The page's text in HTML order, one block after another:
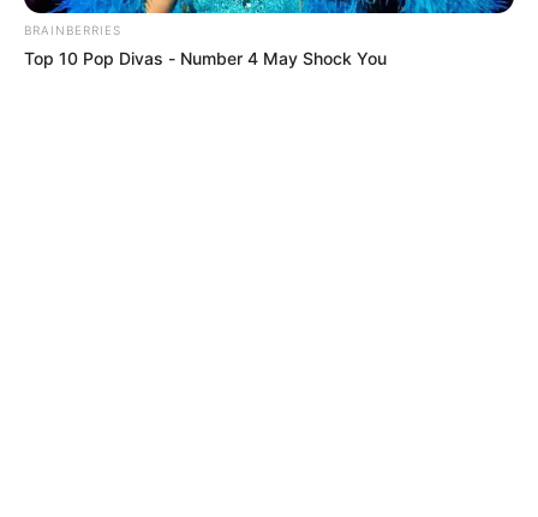
CUNDINAMARCA
DESAPARECIDOS
CORTES DE LUZ
REGIOTRAM DE OCCIDENTE
LOCALIDAD DE SUBA
BRAINBERRIES
Top 10 Pop Divas - Number 4 May Shock You